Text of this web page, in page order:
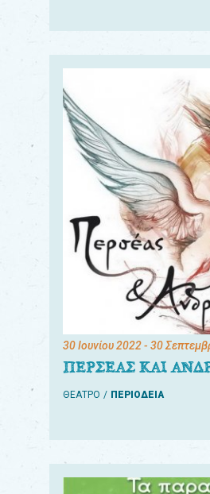
30 Ιουνίου 2022- 30
ΠΕΡΣΕΑΣ ΚΑΙ
ΘΕΑΤΡΟ ΠΕΡΙΟΔΕΙΑ